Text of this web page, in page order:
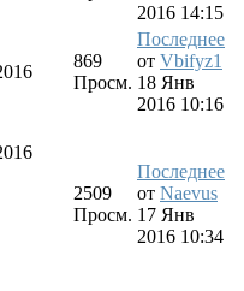
2016 14:15
869
Просм.
Последнее
от Vbifyz1
18 Янв
2016 10:16
2509
Просм.
Последнее
от Naevus
17 Янв
2016 10:34